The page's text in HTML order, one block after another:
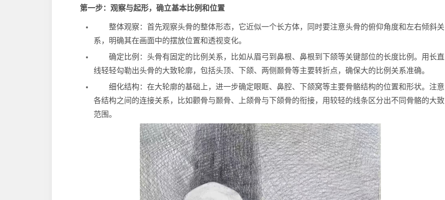
第一步：观察与起形，确立基本比例和位置
整体观察：首先观察头骨的整体形态，它近似一个长方体，同时要注意头骨的俯仰角度和左右倾斜关
系，明确其在画面中的摆放位置和透视变化。
确定比例：头骨有固定的比例关系，比如从眉弓到鼻根、鼻根到下颌等关键部位的长度比例。用长直
线轻轻勾勒出头骨的大致轮廓，包括头顶、下颌、两侧颞骨等主要转折点，确保大的比例关系准确。
细化结构：在大轮廓的基础上，进一步确定眼眶、鼻腔、下颌窝等主要骨骼结构的位置和形状。注意
各结构之间的连接关系，比如颧骨与颞骨、上颌骨与下颌骨的衔接，用较轻的线条区分出不同骨骼的大致
范围。